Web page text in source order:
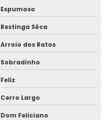
Espumoso
Restinga Sêca
Arroio dos Ratos
Sobradinho
Feliz
Cerro Largo
Dom Feliciano